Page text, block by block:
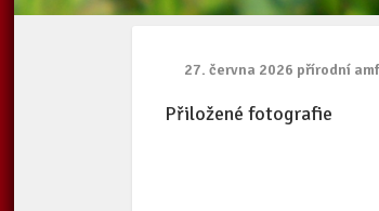
27. června 2026 přírodní
Přiložené fotografie